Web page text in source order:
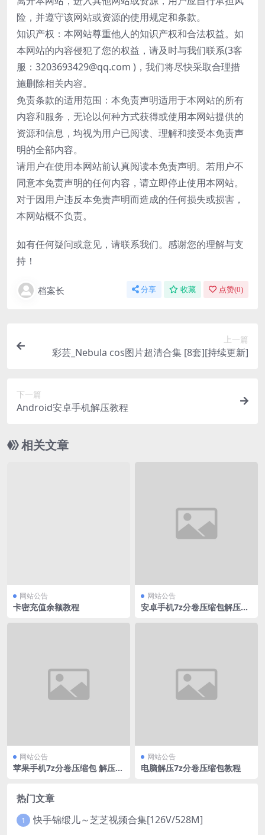
险，并遵守该网站或资源的使用规定和条款。
知识产权：本网站尊重他人的知识产权和合法权益。如
本网站的内容侵犯了您的权益，请及时与我们联系(3客
服：3203693429@qq.com )，我们将尽快采取合理措
施删除相关内容。
免责条款的适用范围：本免责声明适用于本网站的所有
内容和服务，无论以何种方式获得或使用本网站提供的
资源和信息，均视为用户已阅读、理解和接受本免责声
明的全部内容。
请用户在使用本网站前认真阅读本免责声明。若用户不
同意本免责声明的任何内容，请立即停止使用本网站。
对于因用户违反本免责声明而造成的任何损失或损害，
本网站概不负责。
如有任何疑问或意见，请联系我们。感谢您的理解与支
持！
档案长 分享 收藏 点赞(0)
上一篇
彩芸_Nebula cos图片超清合集 [8套][持续更新]
下一篇
Android安卓手机解压教程
相关文章
网站公告
卡密充值余额教程
网站公告
安卓手机7z分卷压缩包解压教
网站公告
苹果手机7z分卷压缩包 解压教
网站公告
电脑解压7z分卷压缩包教程
热门文章
1 快手锦缎儿～芝芝视频合集[126V/528M]